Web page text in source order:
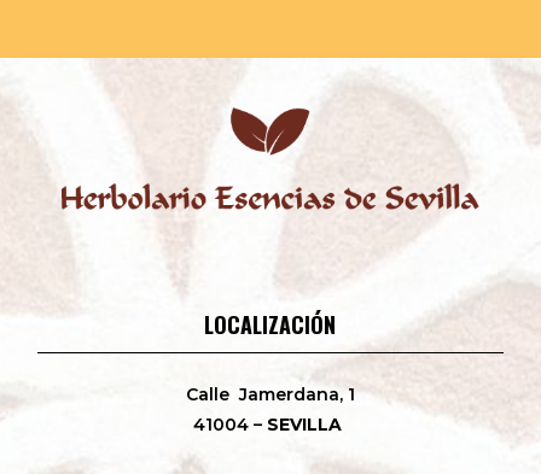
LOCALIZACIÓN
Calle Jamerdana, 1
41004 – SEVILLA